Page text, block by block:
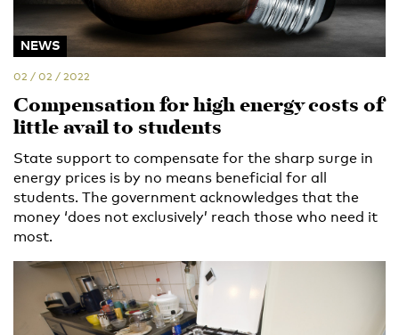
NEWS
02 / 02 / 2022
Compensation for high energy costs of
little avail to students
State support to compensate for the sharp surge in
energy prices is by no means beneficial for all
students. The government acknowledges that the
money ‘does not exclusively’ reach those who need it
most.